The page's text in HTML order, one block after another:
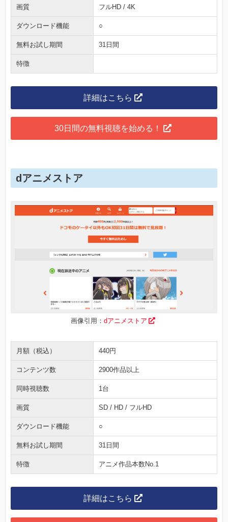
画質 フルHD / 4K
ダウンロード機能 ○
無料お試し期間 31日間
特徴
詳細はこちら
30日間の無料視聴を始める！
dアニメストア
画像引用： dアニメストア
月額（税込） 440円
コンテンツ数 2900作品以上
同時視聴数 1台
画質 SD / HD / フルHD
ダウンロード機能 ○
無料お試し期間 31日間
特徴 アニメ作品本数No.1
詳細はこちら